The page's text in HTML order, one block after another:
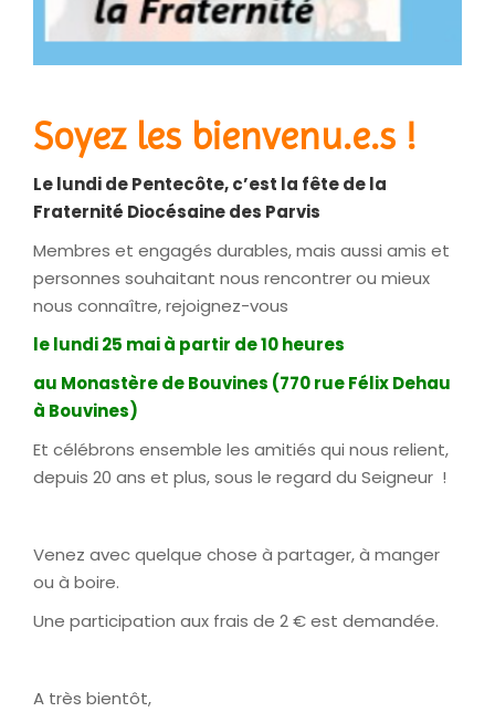
Soyez les bienvenu.e.s !
Le lundi de Pentecôte, c’est la fête de la
Fraternité Diocésaine des Parvis
Membres et engagés durables, mais aussi amis et
personnes souhaitant nous rencontrer ou mieux
nous connaître, rejoignez-vous
le lundi 25 mai à partir de 10 heures
au Monastère de Bouvines (770 rue Félix Dehau
à Bouvines)
Et célébrons ensemble les amitiés qui nous relient,
depuis 20 ans et plus, sous le regard du Seigneur !
Venez avec quelque chose à partager, à manger
ou à boire.
Une participation aux frais de 2 € est demandée.
A très bientôt,